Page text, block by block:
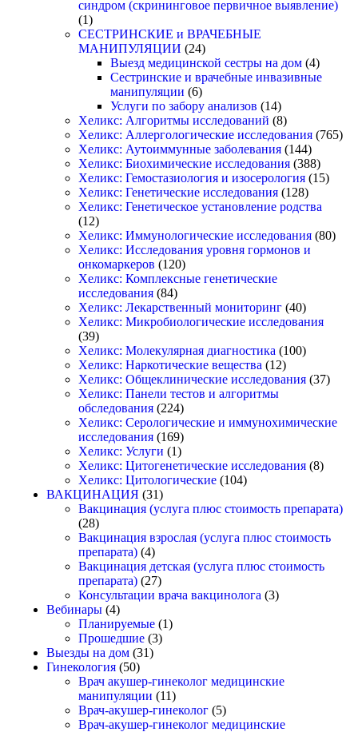
синдром (скрининговое первичное выявление)
(1)
СЕСТРИНСКИЕ и ВРАЧЕБНЫЕ
МАНИПУЛЯЦИИ (24)
Выезд медицинской сестры на дом (4)
Сестринские и врачебные инвазивные
манипуляции (6)
Услуги по забору анализов (14)
Хеликс: Алгоритмы исследований (8)
Хеликс: Аллергологические исследования (765)
Хеликс: Аутоиммунные заболевания (144)
Хеликс: Биохимические исследования (388)
Хеликс: Гемостазиология и изосерология (15)
Хеликс: Генетические исследования (128)
Хеликс: Генетическое установление родства
(12)
Хеликс: Иммунологические исследования (80)
Хеликс: Исследования уровня гормонов и
онкомаркеров (120)
Хеликс: Комплексные генетические
исследования (84)
Хеликс: Лекарственный мониторинг (40)
Хеликс: Микробиологические исследования
(39)
Хеликс: Молекулярная диагностика (100)
Хеликс: Наркотические вещества (12)
Хеликс: Общеклинические исследования (37)
Хеликс: Панели тестов и алгоритмы
обследования (224)
Хеликс: Серологические и иммунохимические
исследования (169)
Хеликс: Услуги (1)
Хеликс: Цитогенетические исследования (8)
Хеликс: Цитологические (104)
ВАКЦИНАЦИЯ (31)
Вакцинация (услуга плюс стоимость препарата)
(28)
Вакцинация взрослая (услуга плюс стоимость
препарата) (4)
Вакцинация детская (услуга плюс стоимость
препарата) (27)
Консультации врача вакцинолога (3)
Вебинары (4)
Планируемые (1)
Прошедшие (3)
Выезды на дом (31)
Гинекология (50)
Врач акушер-гинеколог медицинские
манипуляции (11)
Врач-акушер-гинеколог (5)
Врач-акушер-гинеколог медицинские